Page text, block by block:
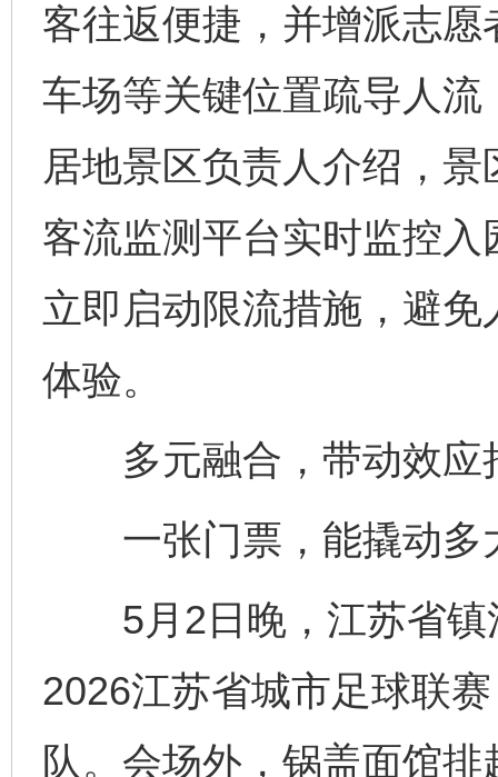
客往返便捷，并增派志
车场等关键位置疏导人流
居地景区负责人介绍，
客流监测平台实时监控
立即启动限流措施，避
体验。
多元融合，带动效应
一张门票，能撬动多
5月2日晚，江苏省镇
2026江苏省城市足球联
队。会场外，锅盖面馆